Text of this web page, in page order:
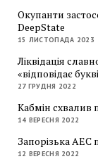
Окупанти
DeepState
15 ЛИСТОПАДА 2023
Ліквідація
«відповідає
27 ГРУДНЯ 2022
Кабмін схвалив
14 ВЕРЕСНЯ 2022
Запорізька АЕС
12 ВЕРЕСНЯ 2022